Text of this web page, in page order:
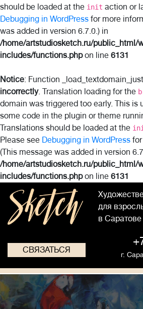
should be loaded at the init action or
Debugging in WordPress for more
was added in version 6.7.0.) in
/home/artstudiosketch.ru/public_html/
includes/functions.phpon line 6131
Notice: Function
incorrectly. Translation loading for the
domain was triggered too early. This is
some code in the plugin or theme
Translations should be loaded at the
Please see Debugging in WordPress
(This message was added in version
/home/artstudiosketch.ru/public_html/
includes/functions.phpon line 6131
для
в Саратове
СВЯЗАТЬСЯ г.